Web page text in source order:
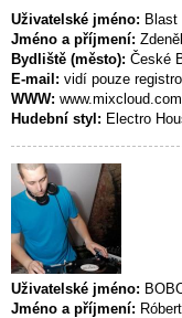
Uživatelské jméno: Blast
Jméno a příjmení:
Bydliště (město): České
E-mail: vidí pouze
WWW:
Hudební styl: Electro
Uživatelské jméno:
Jméno a příjmení: